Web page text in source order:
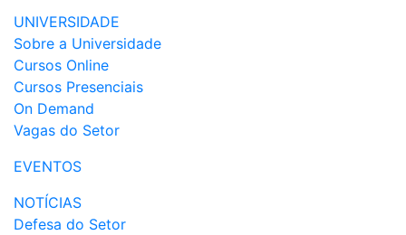
UNIVERSIDADE
Sobre a Universidade
Cursos Online
Cursos Presenciais
On Demand
Vagas do Setor
EVENTOS
NOTÍCIAS
Defesa do Setor